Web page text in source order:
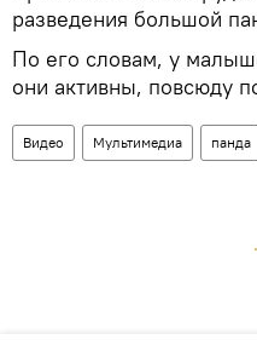
разведения большой
По его словам, у
они активны, повсюду
Видео Мультимедиа панда